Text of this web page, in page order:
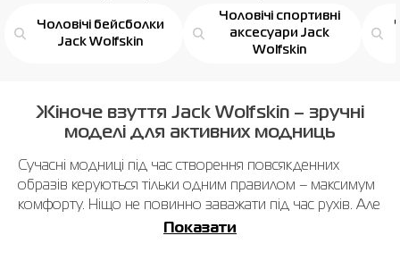
Чоловічі бейсболки
Jack Wolfskin
Чоловічі спортивні
аксесуари Jack
Wolfskin
Жіноче взуття Jack Wolfskin – зручні
моделі для активних модниць
Сучасні модниці під час створення повсякденних
образів керуються тільки одним правилом – максимум
комфорту. Ніщо не повинно заважати під час рухів. Але
при цьому вони хочуть стильно виглядати. Це здається
Показати